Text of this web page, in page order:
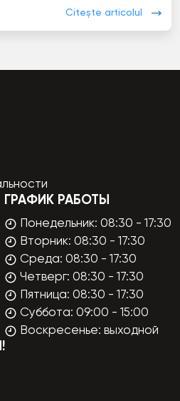
Citește articolul
ГРАФИК РАБОТЫ
Понедельник: 08:30 - 17:30
Вторник: 08:30 - 17:30
Среда: 08:30 - 17:30
Четверг: 08:30 - 17:30
Пятница: 08:30 - 17:30
Суббота: 09:00 - 15:00
Воскресенье: выходной